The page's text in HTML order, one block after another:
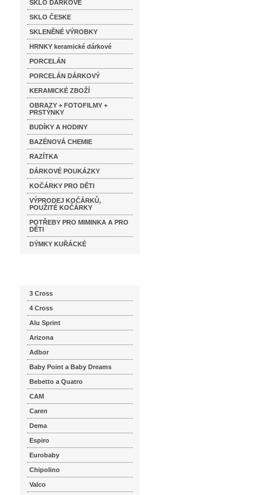
SKLO DÁRKOVÉ
SKLO ČESKE
SKLENĚNÉ VÝROBKY
HRNKY keramické dárkové
PORCELÁN
PORCELÁN DÁRKOVÝ
KERAMICKÉ ZBOŽÍ
OBRAZY + FOTOFILMY +
PRSTÝNKY
BUDÍKY A HODINY
BAZÉNOVÁ CHEMIE
RAZÍTKA
DÁRKOVÉ POUKÁZKY
KOČÁRKY PRO DĚTI
VÝPRODEJ KOČÁRKŮ,
POUŽITÉ KOČÁRKY
POTŘEBY PRO MIMINKA A PRO
DĚTI
DÝMKY KUŘÁCKÉ
3 Cross
4 Cross
Alu Sprint
Arizona
Adbor
Baby Point a Baby Dreams
Bebetto a Quatro
CAM
Caren
Dema
Espiro
Eurobaby
Chipolino
Valco